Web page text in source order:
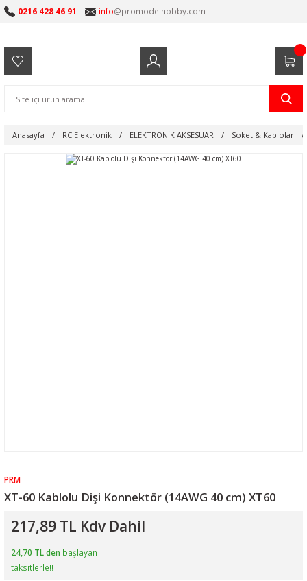
0216 428 46 91 info@promodelhobby.com
Anasayfa RC Elektronik ELEKTRONİK AKSESUAR Soket & Kablolar
PRM
XT-60 Kablolu Dişi Konnektör (14AWG 40 cm) XT60
217,89 TL Kdv Dahil
24,70 TL den başlayan
taksitlerle!!